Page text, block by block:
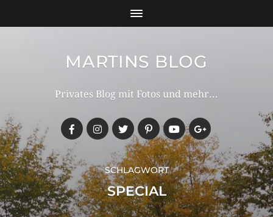
MARTINS BLOG
Privates Blog mit Fotos und mehr...
SCHLAGWORT
SPECIAL